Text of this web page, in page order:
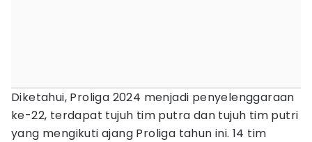
Diketahui, Proliga 2024 menjadi penyelenggaraan
ke-22, terdapat tujuh tim putra dan tujuh tim putri
yang mengikuti ajang Proliga tahun ini. 14 tim